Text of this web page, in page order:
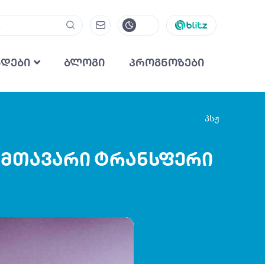
ბლოგი პროგნოზები
პსჟ
მთავარი ტრანსფერი